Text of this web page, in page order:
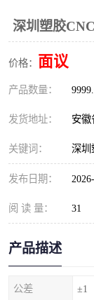
深圳塑胶
价格： 面议
产品数量：
发货地址： 安徽
关键词： 深圳
发布日期：
阅 读 量： 31
产品描述
公差 ±1